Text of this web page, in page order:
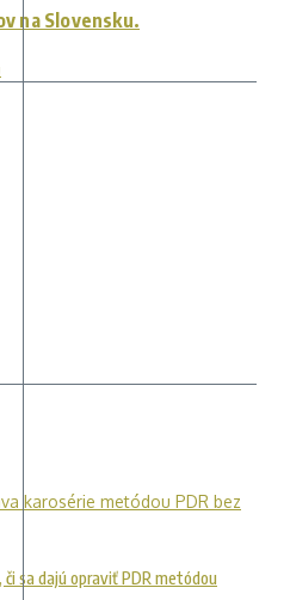
na Slovensku.
sa dajú opraviť PDR metódou